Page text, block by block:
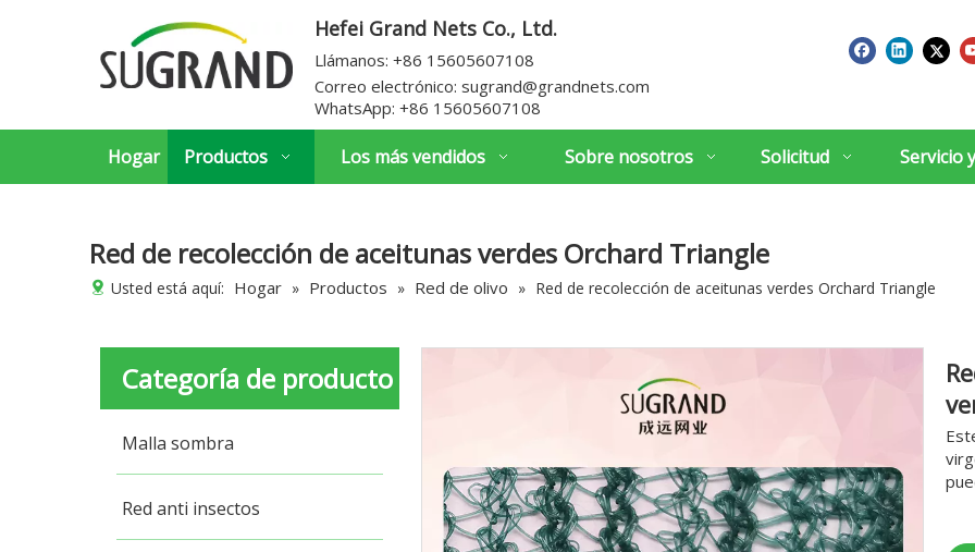
Hefei Grand Nets Co., Ltd.
Llámanos: +86 15605607108
Correo electrónico: sugrand@grandnets.com
WhatsApp: +86 15605607108
Hogar Productos Los más vendidos Sobre nosotros Solicitud Servicio
Red de recolección de aceitunas verdes Orchard Triangle
Usted está aquí: Hogar » Productos » Red de olivo » Red de recolección de aceitunas verdes Orchard Triangle
Categoría de producto
Malla sombra
Red anti insectos